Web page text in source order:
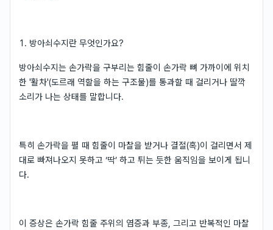
1. 방아쇠수지란 무엇인가요?
방아쇠수지는 손가락을 구부리는 힘줄이 손가락 뼈 가까이에 위치
한 '활차'(도르래 역할을 하는 구조물)를 통과할 때 걸리거나 딸깍
소리가 나는 상태를 말합니다.
특히 손가락을 펼 때 힘줄이 마찰을 받거나 결절(혹)이 걸리면서 제
대로 빠져나오지 못하고 ‘딱’ 하고 튀는 듯한 움직임을 보이게 됩니
다.
이 증상은 손가락 힘줄 주위의 염증과 부종, 그리고 반복적인 마찰